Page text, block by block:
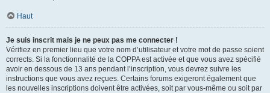
Haut
Je suis inscrit mais je ne peux pas me connecter !
Vérifiez en premier lieu que votre nom d’utilisateur et votre mot de passe soient
corrects. Si la fonctionnalité de la COPPA est activée et que vous avez spécifié
avoir en dessous de 13 ans pendant l’inscription, vous devrez suivre les
instructions que vous avez reçues. Certains forums exigeront également que
les nouvelles inscriptions doivent être activées, soit par vous-même ou soit par